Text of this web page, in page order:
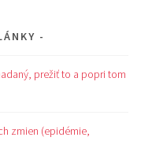
prežiť to a popri tom
zmien (epidémie,